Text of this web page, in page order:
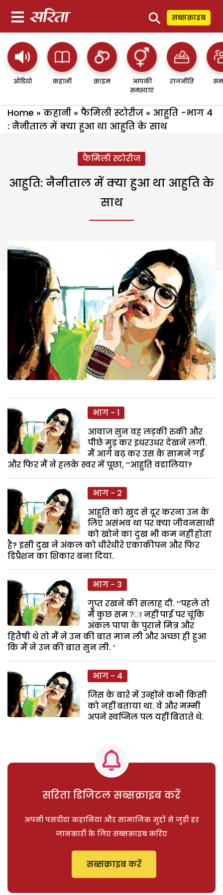
⚲ सब्सक्राइब
ऑडियो कहानी क्राइम
आपकी
समस्याएं
राजनीति
Home » कहानी » फैमिली स्टोरीज » आहुति -भाग 4
: नैनीताल में क्या हुआ था आहुति के साथ
फैमिली स्टोरीज
आहुति: नैनीताल में क्या हुआ था आहुति के
साथ
भाग - 1
आवाज सुन वह लड़की रुकी और
पीछे मुड़ कर इधरउधर देखने लगी.
मैं आगे बढ़ कर उस के सामने गई
और फिर मैं ने हलके स्वर में पूछा, ‘‘आहुति वडालिया?
भाग - 2
आहुति को खुद से दूर करना उन के
लिए असंभव था पर क्या जीवनसाथी
को खोने का दुख भी कम नहीं होता
है? इसी दुख ने अंकल को धीरेधीरे एकाकीपन और फिर
डिप्रैशन का शिकार बना दिया.
भाग - 3
गुप्त रखने की सलाह दी. ‘‘पहले तो
मैं कुछ सम?ा नहीं पाई पर चूंकि
अंकल पापा के पुराने मित्र और
हितैषी थे तो मैं ने उन की बात मान ली और अच्छा ही हुआ
कि मैं ने उन की बात सुन ली. ‘
भाग - 4
जिस के बारे में उन्होंने कभी किसी
को नहीं बताया था. वे और मम्मी
अपने स्वप्निल पल यहीं बिताते थे.
सरिता डिजिटल सब्सक्राइब करें
अपनी पसंदीदा कहानियां और सामाजिक मुद्दों से जुड़ी हर
जानकारी के लिए सब्सक्राइब करिए
सब्सक्राइब करें